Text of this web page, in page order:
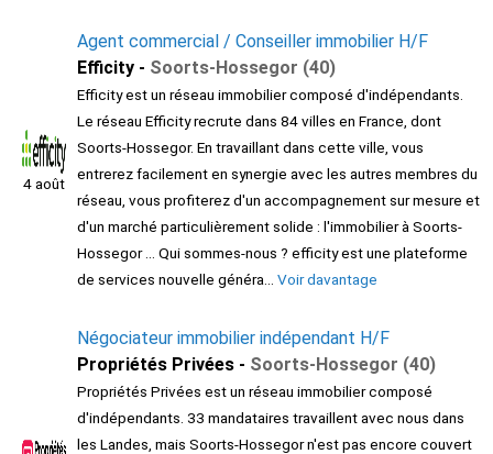
4 août
Agent commercial / Conseiller immobilier H/F
Efficity - Soorts-Hossegor (40)
Efficity est un réseau immobilier composé d'indépendants.
Le réseau Efficity recrute dans 84 villes en France, dont
Soorts-Hossegor. En travaillant dans cette ville, vous
entrerez facilement en synergie avec les autres membres du
réseau, vous profiterez d'un accompagnement sur mesure et
d'un marché particulièrement solide : l'immobilier à Soorts-
Hossegor ... Qui sommes-nous ? efficity est une plateforme
de services nouvelle généra... Voir davantage
Négociateur immobilier indépendant H/F
Propriétés Privées - Soorts-Hossegor (40)
Propriétés Privées est un réseau immobilier composé
d'indépendants. 33 mandataires travaillent avec nous dans
les Landes, mais Soorts-Hossegor n'est pas encore couvert